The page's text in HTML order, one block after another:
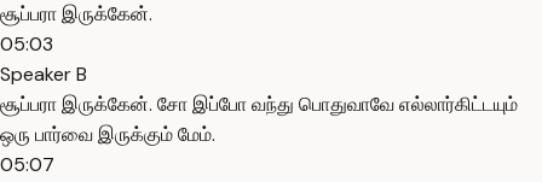
சூப்பரா இருக்கேன்.
05:03
Speaker B
சூப்பரா இருக்கேன். சோ இப்போ வந்து பொதுவாவே எல்லார்கிட்டயும்
ஒரு பார்வை இருக்கும் மேம்.
05:07